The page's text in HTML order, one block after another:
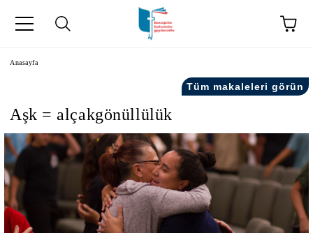
на турски.
Anasayfa
Tüm makaleleri görün
Aşk = alçakgönüllülük